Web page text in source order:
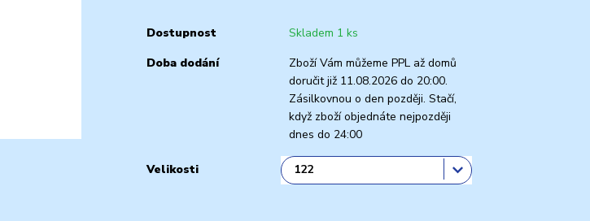
Dostupnost
Skladem 1 ks
Doba dodání
Zboží Vám můžeme PPL až domů
doručit již 11.08.2026 do 20:00.
Zásilkovnou o den později. Stačí,
když zboží objednáte nejpozději
dnes do 24:00
Velikosti